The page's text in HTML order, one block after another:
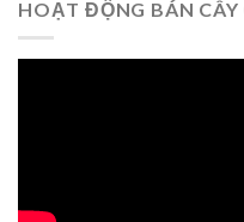
HOẠT ĐỘNG BÁN CÂY